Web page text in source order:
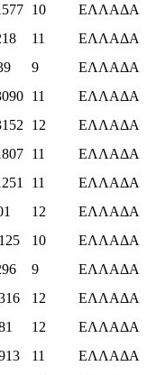
10 ΕΛΛΑΔΑ
11 ΕΛΛΑΔΑ
9 ΕΛΛΑΔΑ
11 ΕΛΛΑΔΑ
12 ΕΛΛΑΔΑ
11 ΕΛΛΑΔΑ
11 ΕΛΛΑΔΑ
12 ΕΛΛΑΔΑ
10 ΕΛΛΑΔΑ
9 ΕΛΛΑΔΑ
12 ΕΛΛΑΔΑ
12 ΕΛΛΑΔΑ
11 ΕΛΛΑΔΑ